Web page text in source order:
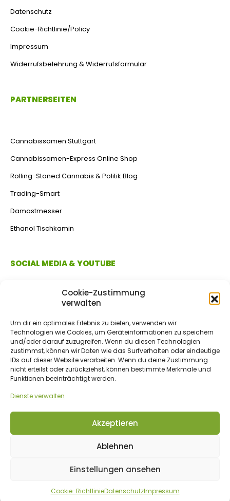
Cookie-Zustimmung
verwalten
Um dir ein optimales Erlebnis zu bieten, verwenden wir
Technologien wie Cookies, um Geräteinformationen zu speichern
und/oder darauf zuzugreifen. Wenn du diesen Technologien
zustimmst, können wir Daten wie das Surfverhalten oder eindeutige
IDs auf dieser Website verarbeiten. Wenn du deine Zustimmung
nicht erteilst oder zurückziehst, können bestimmte Merkmale und
Funktionen beeinträchtigt werden.
Dienste verwalten
Akzeptieren
Ablehnen
Einstellungen ansehen
Cookie-RichtlinieDatenschutzImpressum
Datenschutz
Cookie-Richtlinie/Policy
Impressum
Widerrufsbelehrung & Widerrufsformular
PARTNERSEITEN
Cannabissamen Stuttgart
Cannabissamen-Express Online Shop
Rolling-Stoned Cannabis & Politik Blog
Trading-Smart
Damastmesser
Ethanol Tischkamin
SOCIAL MEDIA & YOUTUBE
ZAHLUNGSMETHODEN